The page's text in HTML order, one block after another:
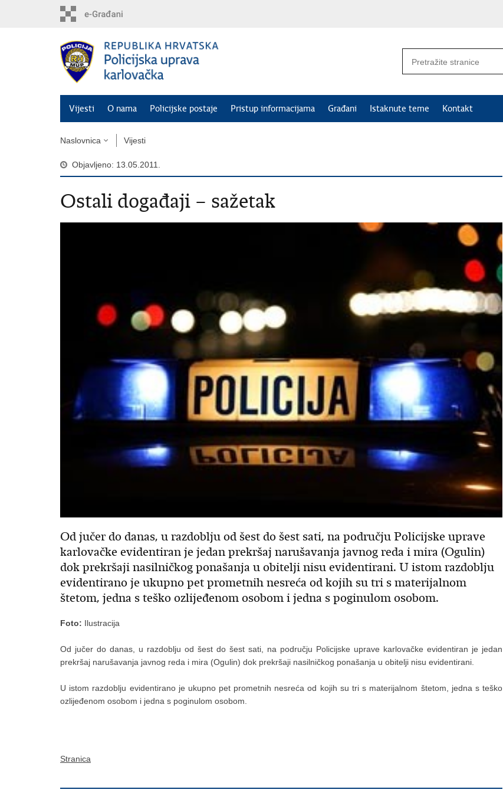
Vijesti O nama Policijske postaje Pristup informacijama Građani Istaknute teme Kontakt
Naslovnica Vijesti
Objavljeno: 13.05.2011.
Ostali događaji – sažetak
Od jučer do danas, u razdoblju od šest do šest sati, na području Policijske uprave
karlovačke evidentiran je jedan prekršaj narušavanja javnog reda i mira (Ogulin)
dok prekršaji nasilničkog ponašanja u obitelji nisu evidentirani. U istom razdoblju
evidentirano je ukupno pet prometnih nesreća od kojih su tri s materijalnom
štetom, jedna s teško ozlijeđenom osobom i jedna s poginulom osobom.
Foto: Ilustracija
Od jučer do danas, u razdoblju od šest do šest sati, na području Policijske uprave karlovačke evidentiran je jedan
prekršaj narušavanja javnog reda i mira (Ogulin) dok prekršaji nasilničkog ponašanja u obitelji nisu evidentirani.
U istom razdoblju evidentirano je ukupno pet prometnih nesreća od kojih su tri s materijalnom štetom, jedna s teško
ozlijeđenom osobom i jedna s poginulom osobom.
Stranica